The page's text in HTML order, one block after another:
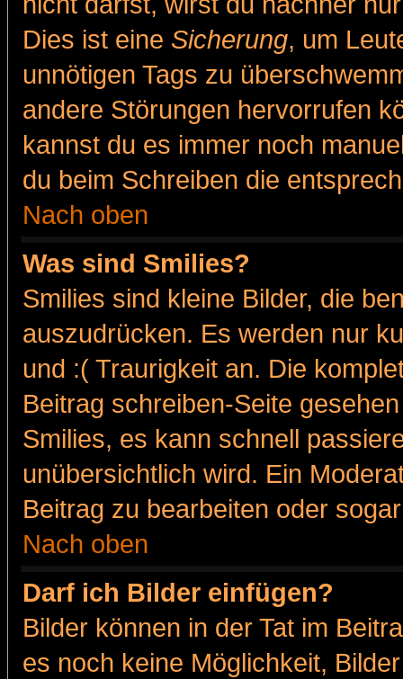
Dies ist eine Sicherung, um
unnötigen Tags zu
andere Störungen hervorrufen
kannst du es immer noch
du beim Schreiben die
Nach oben
Was sind Smilies?
Smilies sind kleine Bilder, die
auszudrücken. Es werden nur
und :( Traurigkeit an. Die
Beitrag schreiben-Seite
Smilies, es kann schnell
unübersichtlich wird. Ein
Beitrag zu bearbeiten oder
Nach oben
Darf ich Bilder einfügen?
Bilder können in der Tat im
es noch keine Möglichkeit,